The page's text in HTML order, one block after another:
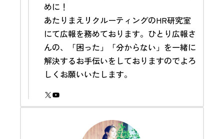
めに！
あたりまえリクルーティングのHR研究室
にて広報を務めております。ひとり広報さ
んの、「困った」「分からない」を一緒に
解決するお手伝いをしておりますのでよろ
しくお願いいたします。
X YouTube